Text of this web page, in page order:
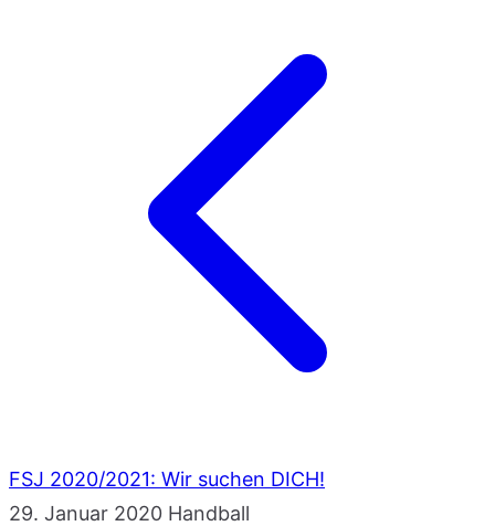
FSJ 2020/2021: Wir suchen DICH!
29. Januar 2020 Handball